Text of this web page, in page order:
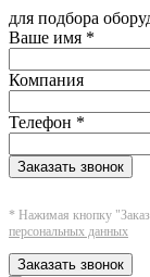
для подбора
Ваше имя *
Компания
Телефон *
Заказать звонок
* Нажимая кнопку
персональных данных
Заказать звонок